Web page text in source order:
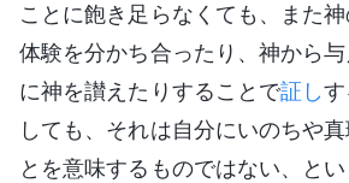
ことに飽き足らなくても、また
体験を分かち合ったり、神から
に神を讃えたりすることで証し
しても、それは自分にいのちや
とを意味するものではない、と